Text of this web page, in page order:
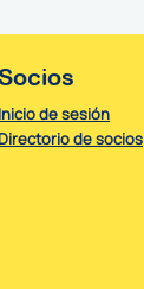
Socios
Inicio de sesión
Directorio de socios